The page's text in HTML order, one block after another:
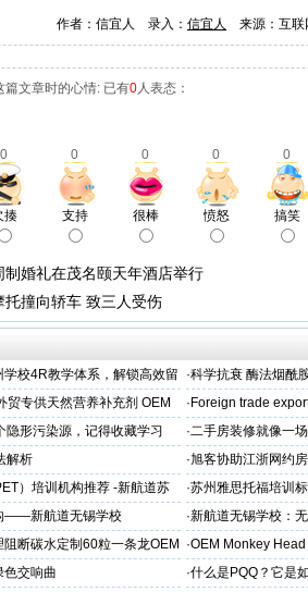
作者：信宜人 录入： 信宜人 来源：互
篇文章时的心情: 已有0人表态：
0 0 0 0 0
揍 支持 很棒 愤怒 搞笑
制婚礼在茂名颐天年酒店举行
托撞向轿车 致三人受伤
校4R教学体系，解锁高效留
·科学抗衰 酶法烟酰
M/ODM定制
贸专供天然营养补充剂 OEM
· Foreign trade
形污染源，记得收藏学习 ·二手房装修就像一
糟心！看完这篇再开
解析 ·旭客协助江浙网约
标杆
）培训机构推荐 -新航道苏
·苏州雅思托福培训
率领先
——新航道无锡学校 ·新航道无锡学校：
断碳水定制60粒一条龙OEM
·OEM Monkey
aps
色交响曲 ·什么是PQQ？它是